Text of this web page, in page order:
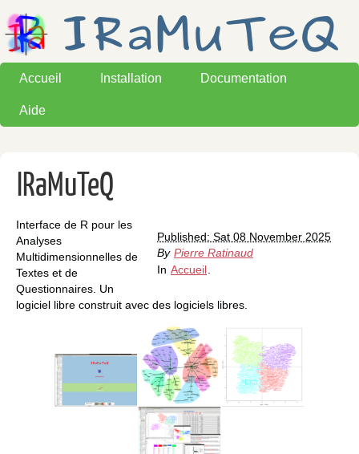
Accueil Installation Documentation
Aide
IRaMuTeQ
Published: Sat 08 November 2025
By Pierre Ratinaud
In Accueil
Interface de R pour les
Analyses
Multidimensionnelles de
Textes et de
Questionnaires. Un
logiciel libre construit avec des logiciels libres.